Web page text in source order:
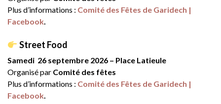
Plus d’informations : Comité des Fêtes de Garidech |
Facebook.
Street Food
Samedi 26 septembre 2026 – Place Latieule
Organisé par Comité des fêtes
Plus d’informations : Comité des Fêtes de Garidech |
Facebook.